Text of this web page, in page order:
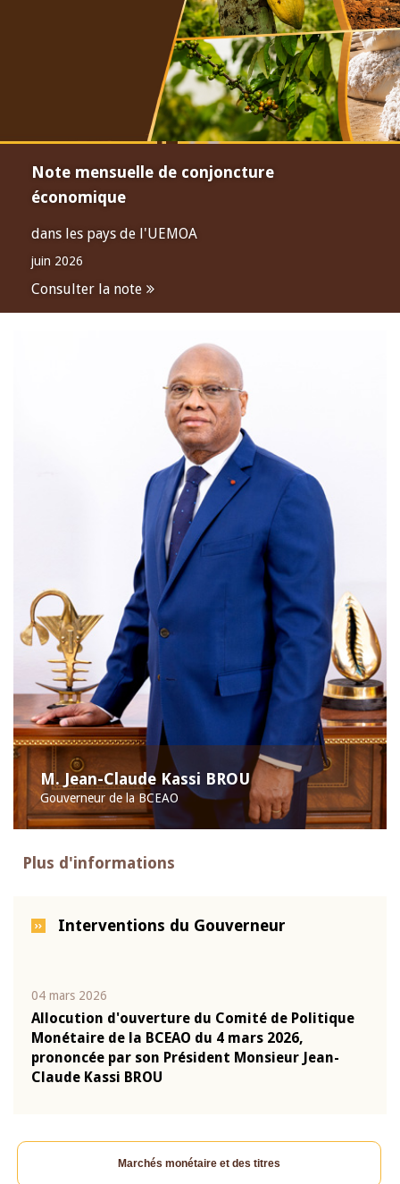
Note mensuelle de conjoncture
économique
dans les pays de l'UEMOA
juin 2026
Consulter la note
M. Jean-Claude Kassi BROU
Gouverneur de la BCEAO
Plus d'informations
Interventions du Gouverneur
04 mars 2026
Allocution d'ouverture du Comité de Politique
Monétaire de la BCEAO du 4 mars 2026,
prononcée par son Président Monsieur Jean-
Claude Kassi BROU
Marchés monétaire et des titres